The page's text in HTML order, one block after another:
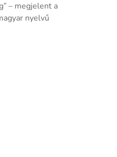
– megjelent a
nyelvű